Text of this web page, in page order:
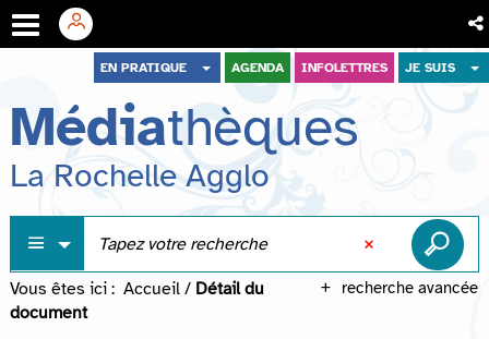
menu
contenu
recherche
EN PRATIQUE AGENDA INFOLETTRES JE SUIS
Médiathèques
La Rochelle Agglo
recherche avancée
Vous êtes ici : Accueil / Détail du
document